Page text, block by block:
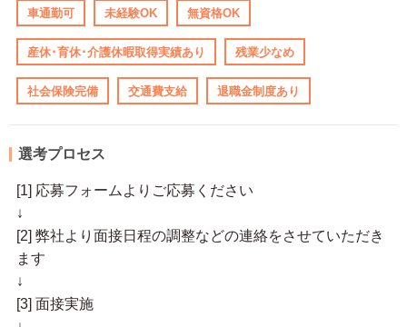
車通勤可 未経験OK 無資格OK
産休･育休･介護休暇取得実績あり 残業少なめ
社会保険完備 交通費支給 退職金制度あり
選考プロセス
[1] 応募フォームよりご応募ください
↓
[2] 弊社より面接日程の調整などの連絡をさせていただき
ます
↓
[3] 面接実施